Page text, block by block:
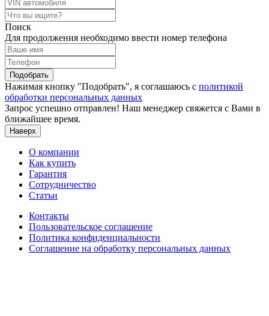
Поиск
Для продолжения необходимо ввести номер телефона
Подобрать
Нажимая кнопку "Подобрать", я соглашаюсь с политикой
обработки персональных данных
Запрос успешно отправлен! Наш менеджер свяжется с Вами в
ближайшее время.
Наверх
О компании
Как купить
Гарантия
Сотрудничество
Статьи
Контакты
Пользовательское соглашение
Политика конфиденциальности
Соглашение на обработку персональных данных